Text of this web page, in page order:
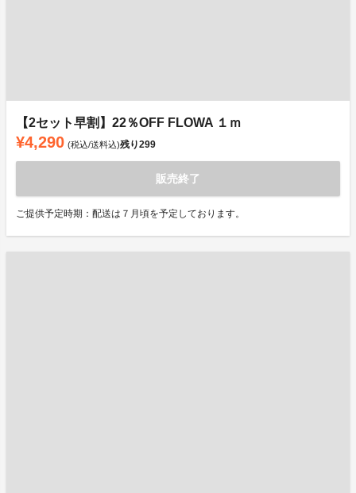
【2セット早割】22％OFF FLOWA １ｍ
¥4,290 (税込/送料込)残り299
販売終了
ご提供予定時期：配送は７月頃を予定しております。